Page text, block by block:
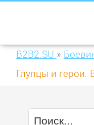
B2B2.SU »
Глупцы и герои.